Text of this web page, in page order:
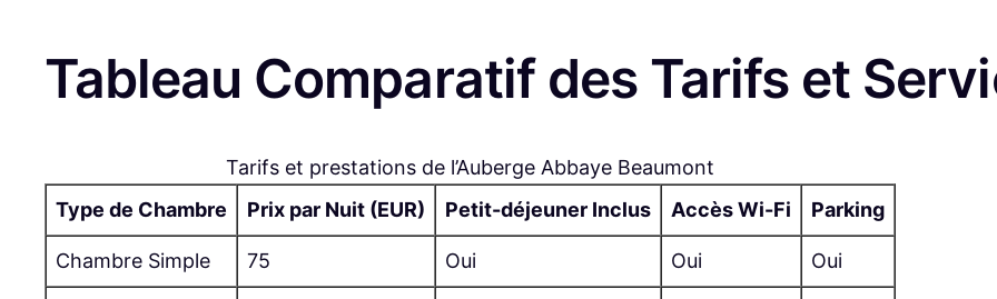
Tableau Comparatif des Tarifs et
Tarifs et prestations de l’Auberge Abbaye Beaumont
Type de Chambre
Prix par Nuit (EUR) Petit-déjeuner Inclus Accès Wi-Fi Parking
Chambre Simple 75 Oui Oui Oui